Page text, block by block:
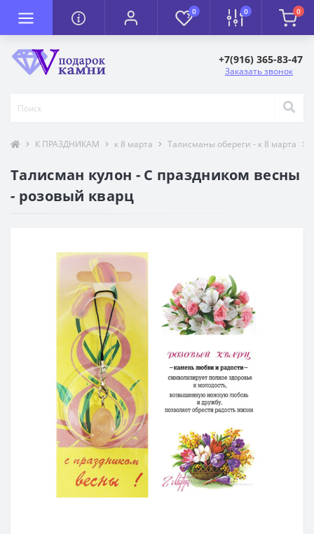
0 0 0
+7(916) 365-83-47
Заказать звонок
К ПРАЗДНИКАМ к 8 марта Талисманы обереги - к 8 марта
Талисман кулон - С праздником весны
- розовый кварц